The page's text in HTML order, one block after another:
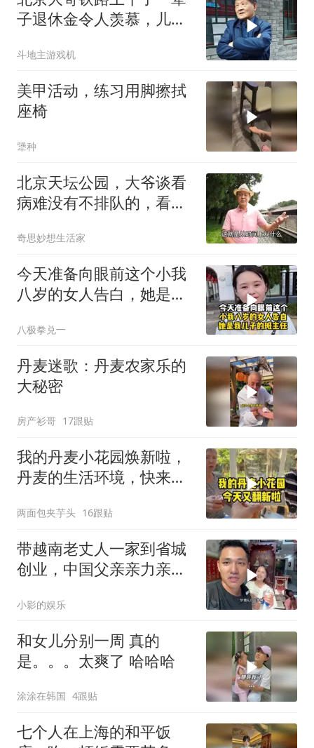
子退休金令人羡慕，儿子
斗地主游戏机
美甲活动，练习用脚擦拭
座椅
犟种
北京天坛公园，大爷谈看
病难没有不排队的，看个
奇思妙想生活家
今天准备向眼前这个小我
八岁的女人告白，她是我
八极拳兑一
丹麦迷歌：丹麦农家乐的
大秘密
房产衫哥 17跟贴
我的丹麦小花园焕新啦，
丹麦的生活环境，快来打
两面包夹芋头 16跟贴
带越南老丈人一家到省城
创业，中国父亲亲力亲
小影的娱乐
和女儿分别一周 真的
是。。。太爽了 哈哈哈
涂涂在韩国 4跟贴
七个人在上海的和平饭